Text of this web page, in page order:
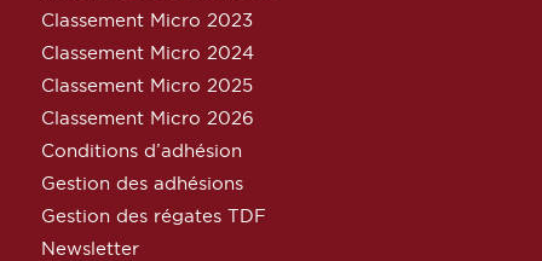
Classement Micro 2023
Classement Micro 2024
Classement Micro 2025
Classement Micro 2026
Conditions d’adhésion
Gestion des adhésions
Gestion des régates TDF
Newsletter